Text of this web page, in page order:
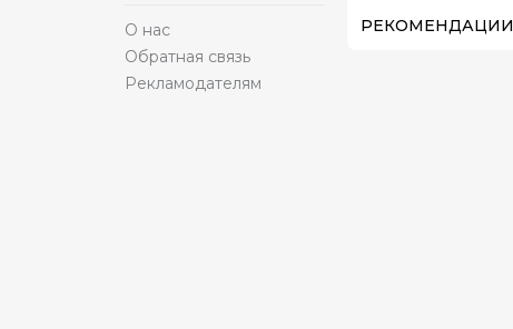
О нас
Обратная связь
Рекламодателям
РЕКОМЕНДАЦИИ